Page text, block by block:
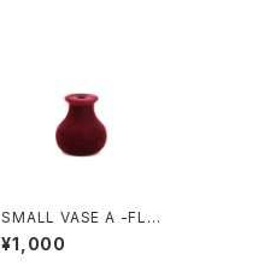
SMALL VASE A -FLO
CKY-
¥1,000